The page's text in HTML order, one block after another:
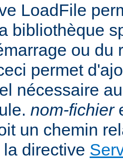
LoadFile
bibliothèque
ou du
permet
nécessaire
nom-fichier
un chemin
directive